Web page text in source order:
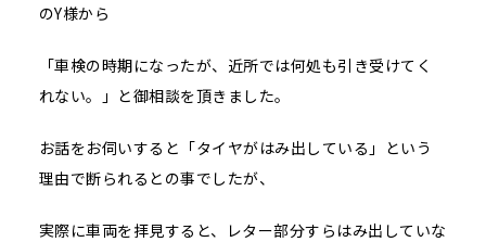
のY様から
「車検の時期になったが、近所では何処も引き受けてく
れない。」と御相談を頂きました。
お話をお伺いすると「タイヤがはみ出している」という
理由で断られるとの事でしたが、
実際に車両を拝見すると、レター部分すらはみ出していな